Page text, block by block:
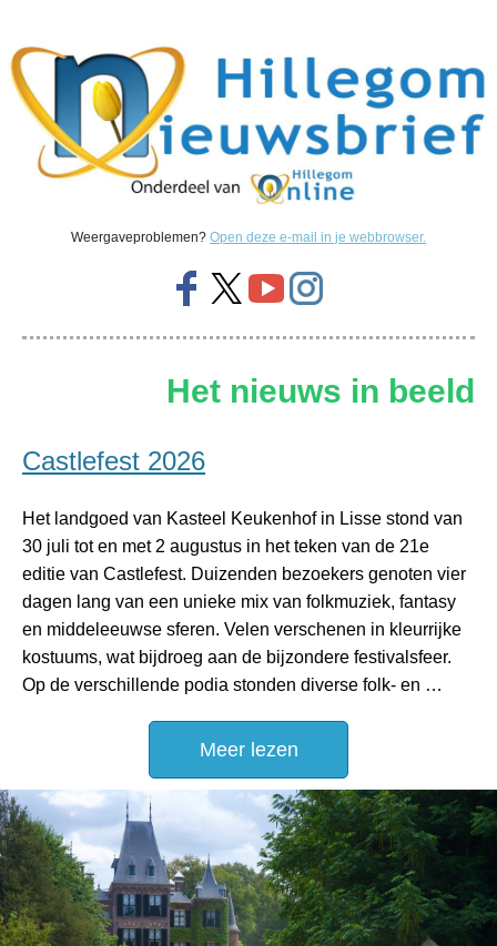
Weergaveproblemen? Open deze e-mail in je webbrowser.
Het nieuws in beeld
Castlefest 2026
Het landgoed van Kasteel Keukenhof in Lisse stond van
30 juli tot en met 2 augustus in het teken van de 21e
editie van Castlefest. Duizenden bezoekers genoten vier
dagen lang van een unieke mix van folkmuziek, fantasy
en middeleeuwse sferen. Velen verschenen in kleurrijke
kostuums, wat bijdroeg aan de bijzondere festivalsfeer.
Op de verschillende podia stonden diverse folk- en …
Meer lezen